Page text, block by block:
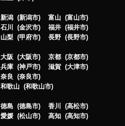
新潟 新潟市 富山
富山市
石川
金沢市 福井
福井市
山梨
甲府市 長野 長野市
大阪 大阪市 京都
京都市
兵庫
神戸市 滋賀
大津市
奈良
奈良市
和歌山
和歌山市
徳島 徳島市 香川
高松市
愛媛
松山市 高知 高知市